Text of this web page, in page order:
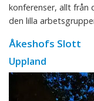
konferenser, allt från
den lilla
Åkeshofs Slott
Uppland